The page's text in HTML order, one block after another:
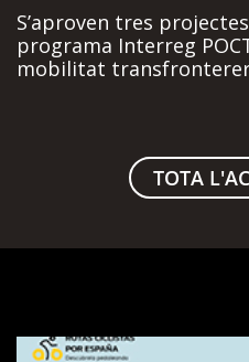
S’aproven tres
programa Interreg
mobilitat
TOTA
Visualitzador